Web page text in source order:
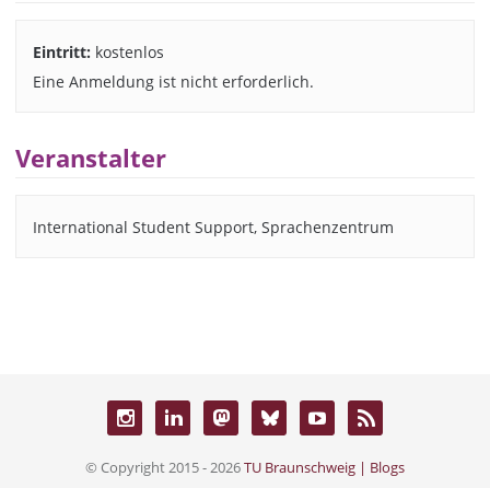
Eintritt: kostenlos
Eine Anmeldung ist nicht erforderlich.
Veranstalter
International Student Support, Sprachenzentrum
© Copyright 2015 - 2026TU Braunschweig | Blogs